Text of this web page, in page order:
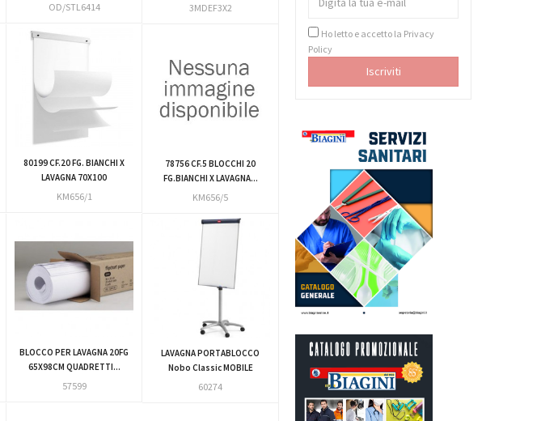
OD/STL6414 3MDEF3X2
80199 CF.20 FG. BIANCHI X
LAVAGNA 70X100
KM656/1
78756 CF.5 BLOCCHI 20
FG.BIANCHI X LAVAGNA...
KM656/5
BLOCCO PER LAVAGNA 20FG
65X98CM QUADRETTI...
57599
LAVAGNA PORTABLOCCO
Nobo Classic MOBILE
60274
Ho letto e accetto la Privacy
Policy